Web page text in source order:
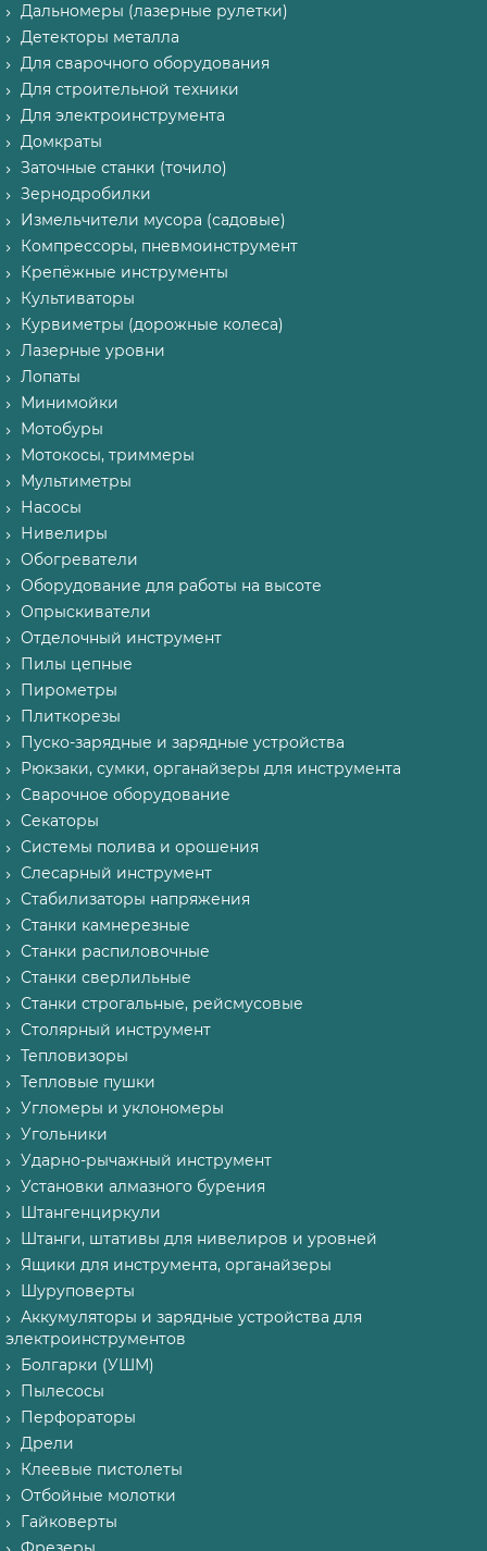
Дальномеры (лазерные рулетки)
Детекторы металла
Для сварочного оборудования
Для строительной техники
Для электроинструмента
Домкраты
Заточные станки (точило)
Зернодробилки
Измельчители мусора (садовые)
Компрессоры, пневмоинструмент
Крепёжные инструменты
Культиваторы
Курвиметры (дорожные колеса)
Лазерные уровни
Лопаты
Минимойки
Мотобуры
Мотокосы, триммеры
Мультиметры
Насосы
Нивелиры
Обогреватели
Оборудование для работы на высоте
Опрыскиватели
Отделочный инструмент
Пилы цепные
Пирометры
Плиткорезы
Пуско-зарядные и зарядные устройства
Рюкзаки, сумки, органайзеры для инструмента
Сварочное оборудование
Секаторы
Системы полива и орошения
Слесарный инструмент
Стабилизаторы напряжения
Станки камнерезные
Станки распиловочные
Станки сверлильные
Станки строгальные, рейсмусовые
Столярный инструмент
Тепловизоры
Тепловые пушки
Угломеры и уклономеры
Угольники
Ударно-рычажный инструмент
Установки алмазного бурения
Штангенциркули
Штанги, штативы для нивелиров и уровней
Ящики для инструмента, органайзеры
Шуруповерты
Аккумуляторы и зарядные устройства для
электроинструментов
Болгарки (УШМ)
Пылесосы
Перфораторы
Дрели
Клеевые пистолеты
Отбойные молотки
Гайковерты